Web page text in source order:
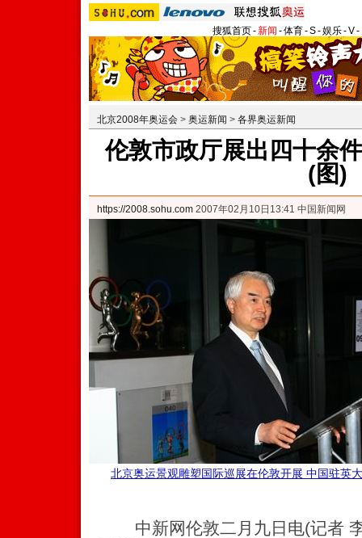
搜狐首页-新闻 -体育-S-娱乐-V-
北京2008年奥运会 > 奥运新闻 > 各界奥运新闻
伦敦市政厅展出四十余
(图)
https://2008.sohu.com 2007年02月10日13:41 中国新闻网
北京奥运景观雕塑国际巡展在伦敦开展 中国驻英
中新网伦敦二月九日电(记者 李